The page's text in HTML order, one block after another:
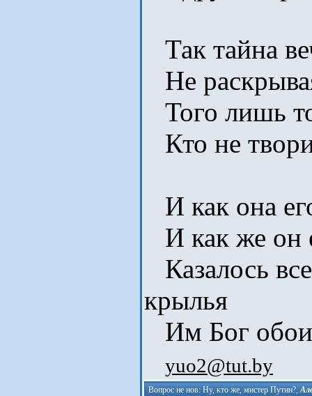
Так тайна
Не
Того лишь
Кто не
И как она
И как же
Казалось
крылья
Им Бог
yuo2@tut.by
Вопрос не нов: Ну, кто же, мистер Путин?,